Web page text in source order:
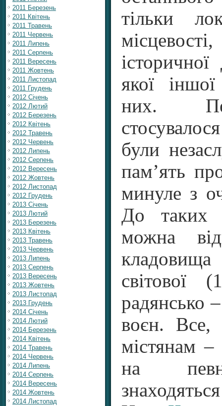
2011 Березень
2011 Квітень
2011 Травень
2011 Червень
2011 Липень
2011 Серпень
2011 Вересень
2011 Жовтень
2011 Листопад
2011 Грудень
2012 Січень
2012 Лютий
2012 Березень
2012 Квітень
2012 Травень
2012 Червень
2012 Липень
2012 Серпень
2012 Вересень
2012 Жовтень
2012 Листопад
2012 Грудень
2013 Січень
2013 Лютий
2013 Березень
2013 Квітень
2013 Травень
2013 Червень
2013 Липень
2013 Серпень
2013 Вересень
2013 Жовтень
2013 Листопад
2013 Грудень
2014 Січень
2014 Лютий
2014 Березень
2014 Квітень
2014 Травень
2014 Червень
2014 Липень
2014 Серпень
2014 Вересень
2014 Жовтень
2014 Листопад
тільки
якої
них.
були
пам’ять
минуле з
До таких
можна
радянсько
воєн. Все,
містянам
на